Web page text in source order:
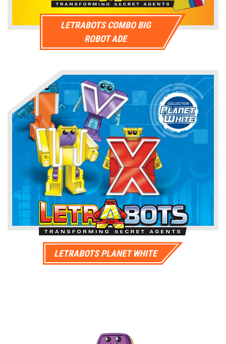
LETRABOTS COMBO BIG
ROBOT ADE
in promo
LETRABOTS PLANET WHITE